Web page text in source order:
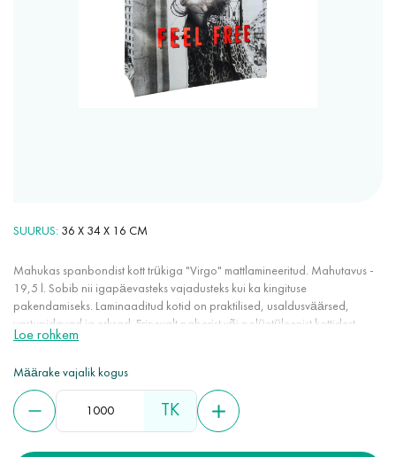
SUURUS 36 X 34 X 16 CM
Mahukas spanbondist kott trükiga "Virgo" mattlamineeritud. Mahutavus -
19,5 l. Sobib nii igapäevasteks vajadusteks kui ka kingituse
pakendamiseks. Laminaaditud kotid on praktilised, usaldusväärsed,
vastupidavad ja erksad. Erinevalt paberist või polüetüleenist kottidest
kestavad need kordades kauem. Trükimeetod võimaldab peale kanda mis
veekindlad omadused ja parandab selle omadusi.
Loe rohkem
Määrake vajalik kogus
TK